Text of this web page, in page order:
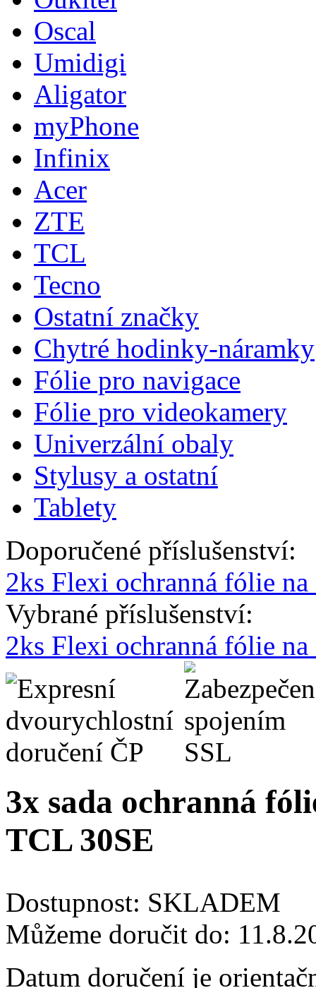
Oscal
Umidigi
Aligator
myPhone
Infinix
Acer
ZTE
TCL
Tecno
Ostatní značky
Chytré hodinky-náramky
Fólie pro navigace
Fólie pro videokamery
Univerzální obaly
Stylusy a ostatní
Tablety
Doporučené příslušenství:
2ks Flexi ochranná fólie
Vybrané příslušenství:
2ks Flexi ochranná fólie
3x sada ochranná
TCL 30SE
Dostupnost: SKLADEM
Můžeme doručit do:
Datum doručení je